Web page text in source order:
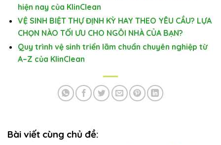
hiện nay của KlinClean
VỆ SINH BIỆT THỰ ĐỊNH KỲ HAY THEO YÊU CẦU? LỰA
CHỌN NÀO TỐI ƯU CHO NGÔI NHÀ CỦA BẠN?
Quy trình vệ sinh triển lãm chuẩn chuyên nghiệp từ
A–Z của KlinClean
Bài viết cùng chủ đề: